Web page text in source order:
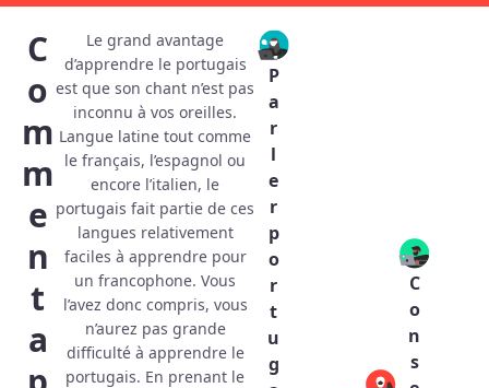
C
o
m
m
e
n
t
a
Le grand avantage
d’apprendre le portugais
est que son chant n’est pas
inconnu à vos oreilles.
Langue latine tout comme
le français, l’espagnol ou
encore l’italien, le
portugais fait partie de ces
langues relativement
faciles à apprendre pour
un francophone. Vous
l’avez donc compris, vous
n’aurez pas grande
difficulté à apprendre le
portugais. En prenant le
P
a
r
l
e
r
p
o
r
t
u
g
C
o
n
s